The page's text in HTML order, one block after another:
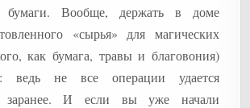
бумаги. Вообще, держать в доме
«сырья» для магических
как бумага, травы и благовония)
ведь не все операции удается
заранее. И если вы уже начали